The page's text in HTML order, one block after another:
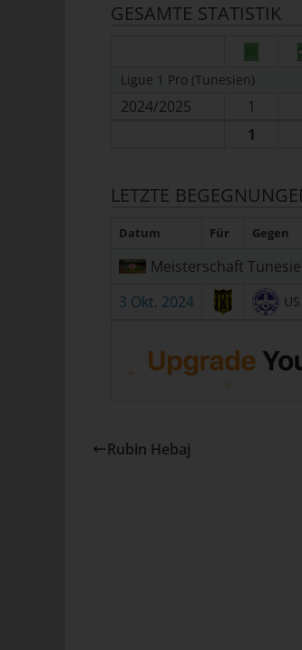
GESAMTE STATISTIK
Ligue 1 Pro (Tunesien)
2024/2025 1
1
LETZTE
Datum Für Gegen
Meisterschaft
3 Okt. 2024
Rubin Hebaj